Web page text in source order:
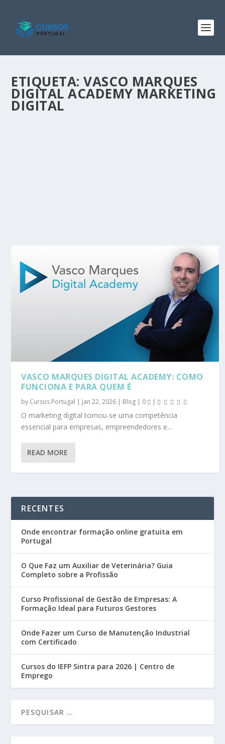
ETIQUETA:VASCO MARQUES
DIGITAL ACADEMY MARKETING
DIGITAL
VASCO MARQUES DIGITAL ACADEMY: COMO
FUNCIONA E PARA QUEM É
by Cursos Portugal | Jan 22, 2026 | Blog | 0 |
O marketing digital tornou-se uma competência
essencial para empresas, empreendedores e...
READ MORE
RECENTES
Onde encontrar formação online gratuita em
Portugal
O Que Faz um Auxiliar de Veterinária? Guia
Completo sobre a Profissão
Curso Profissional de Gestão de Empresas: A
Formação Ideal para Futuros Gestores
Onde Fazer um Curso de Manutenção Industrial
com Certificado
Cursos do IEFP Sintra para 2026 | Centro de
Emprego